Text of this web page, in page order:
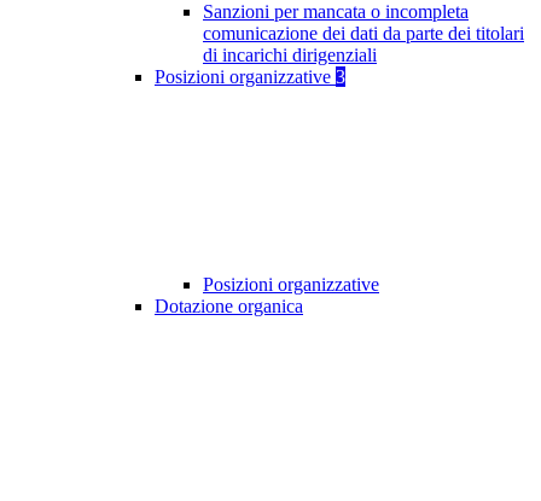
Sanzioni per mancata o incompleta
comunicazione dei dati da parte dei titolari
di incarichi dirigenziali
Posizioni organizzative 3
Posizioni organizzative
Dotazione organica